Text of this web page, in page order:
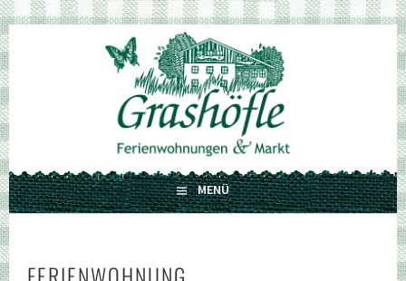
Springe
zum
Inhalt
GRASHÖFLE
FERIENWOHNUNGEN UND MARKT
MENÜ